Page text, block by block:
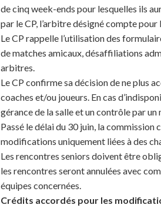
de cinq week-ends pour lesquelles ils
par le CP, l’arbitre désigné compte pour
Le CP rappelle l’utilisation des
de matches amicaux, désaffiliations
arbitres.
Le CP confirme sa décision de ne plus
coaches et/ou joueurs. En cas
gérance de la salle et un contrôle par
Passé le délai du 30 juin, la
modifications uniquement liées à des
Les rencontres seniors doivent être
les rencontres seront annulées avec
équipes concernées.
Crédits accordés pour les